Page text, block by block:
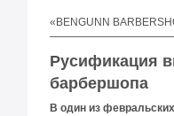
«BENGUNN
Русификация
барбершопа
В один из